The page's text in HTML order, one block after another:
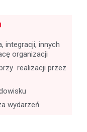
integracji, innych
organizacji
realizacji przez
wydarzeń